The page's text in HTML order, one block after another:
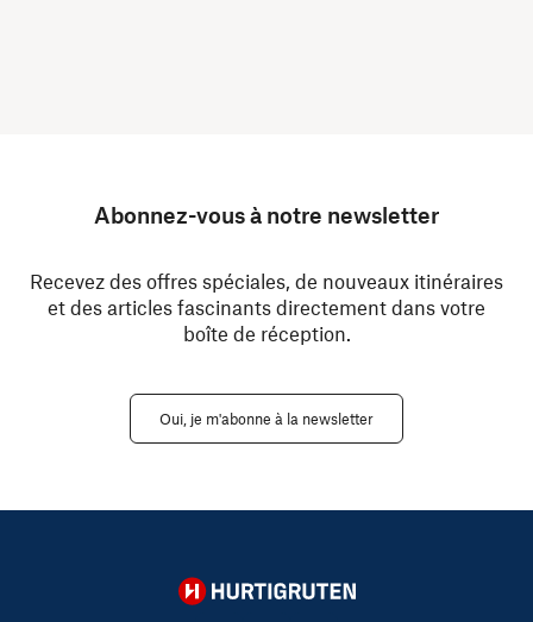
Abonnez-vous à notre newsletter
Recevez des offres spéciales, de nouveaux itinéraires
et des articles fascinants directement dans votre
boîte de réception.
Oui, je m'abonne à la newsletter
Hurtigruten